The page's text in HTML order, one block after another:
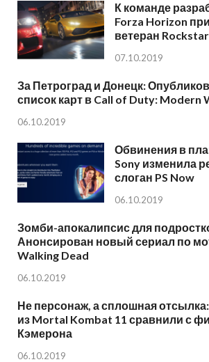
К команде
Forza Horizon
ветеран
07.10.2019
За Петроград и Донецк:
список карт в Call of Duty: Modern
06.10.2019
Обвинения в
Sony изменила
слоган PS Now
06.10.2019
Зомби-апокалипсис для
Анонсирован новый сериал по
Walking Dead
06.10.2019
Не персонаж, а сплошная
из Mortal Kombat 11 сравнили с
Кэмерона
06.10.2019